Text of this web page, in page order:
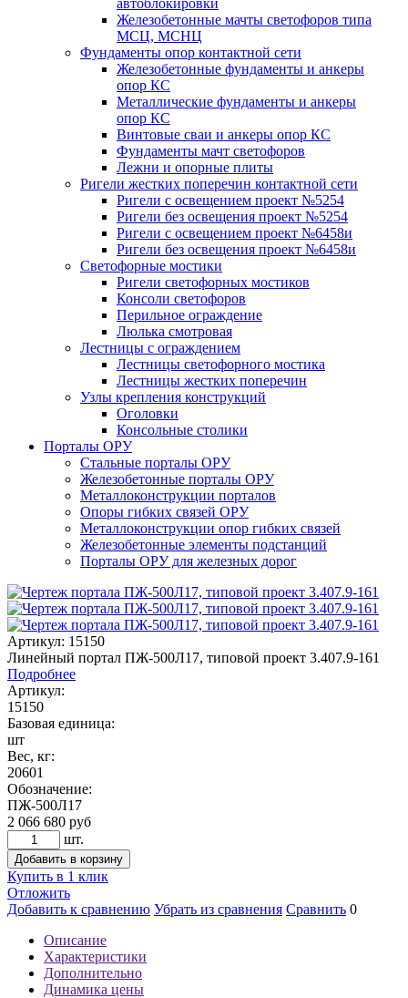
Железобетонные мачты светофоров типа
МСЦ, МСНЦ
Фундаменты опор контактной сети
Железобетонные фундаменты и анкеры
опор КС
Металлические фундаменты и анкеры
опор КС
Винтовые сваи и анкеры опор КС
Фундаменты мачт светофоров
Лежни и опорные плиты
Ригели жестких поперечин контактной сети
Ригели с освещением проект №5254
Ригели без освещения проект №5254
Ригели с освещением проект №6458и
Ригели без освещения проект №6458и
Светофорные мостики
Ригели светофорных мостиков
Консоли светофоров
Перильное ограждение
Люлька смотровая
Лестницы с ограждением
Лестницы светофорного мостика
Лестницы жестких поперечин
Узлы крепления конструкций
Оголовки
Консольные столики
Порталы ОРУ
Стальные порталы ОРУ
Железобетонные порталы ОРУ
Металлоконструкции порталов
Опоры гибких связей ОРУ
Металлоконструкции опор гибких связей
Железобетонные элементы подстанций
Порталы ОРУ для железных дорог
Артикул: 15150
Линейный портал ПЖ-500Л17, типовой проект 3.407.9-161
Подробнее
Артикул:
15150
Базовая единица:
шт
Вес, кг:
20601
Обозначение:
ПЖ-500Л17
2 066 680 руб
шт.
Добавить в корзину
Купить в 1 клик
Отложить
Добавить к сравнению Убрать из сравнения Сравнить 0
Описание
Характеристики
Дополнительно
Динамика цены